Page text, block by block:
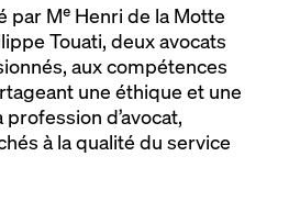
par Me Henri de la Motte
Touati, deux avocats
aux compétences
une éthique et une
d’avocat,
à la qualité du service